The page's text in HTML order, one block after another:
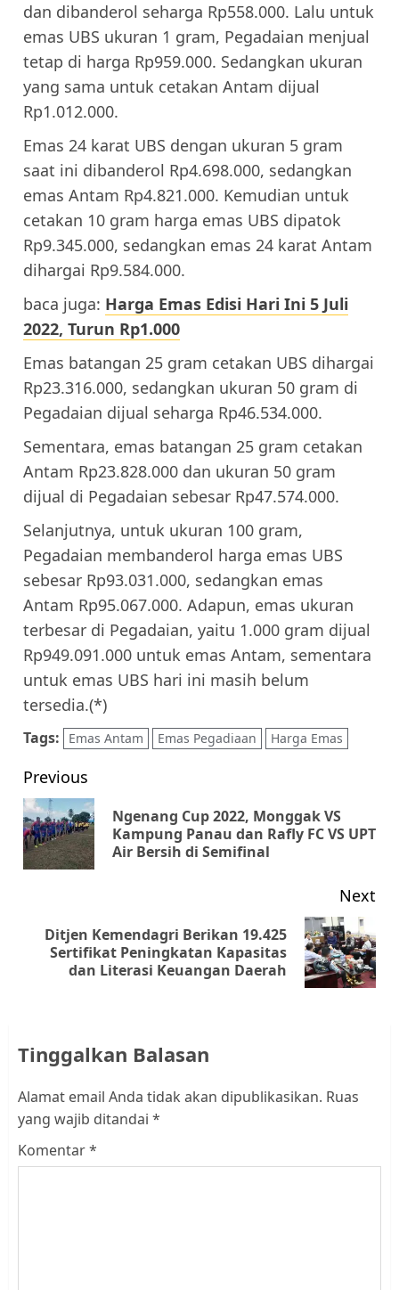
dan dibanderol seharga Rp558.000. Lalu untuk
emas UBS ukuran 1 gram, Pegadaian menjual
tetap di harga Rp959.000. Sedangkan ukuran
yang sama untuk cetakan Antam dijual
Rp1.012.000.
Emas 24 karat UBS dengan ukuran 5 gram
saat ini dibanderol Rp4.698.000, sedangkan
emas Antam Rp4.821.000. Kemudian untuk
cetakan 10 gram harga emas UBS dipatok
Rp9.345.000, sedangkan emas 24 karat Antam
dihargai Rp9.584.000.
baca juga: Harga Emas Edisi Hari Ini 5 Juli
2022, Turun Rp1.000
Emas batangan 25 gram cetakan UBS dihargai
Rp23.316.000, sedangkan ukuran 50 gram di
Pegadaian dijual seharga Rp46.534.000.
Sementara, emas batangan 25 gram cetakan
Antam Rp23.828.000 dan ukuran 50 gram
dijual di Pegadaian sebesar Rp47.574.000.
Selanjutnya, untuk ukuran 100 gram,
Pegadaian membanderol harga emas UBS
sebesar Rp93.031.000, sedangkan emas
Antam Rp95.067.000. Adapun, emas ukuran
terbesar di Pegadaian, yaitu 1.000 gram dijual
Rp949.091.000 untuk emas Antam, sementara
untuk emas UBS hari ini masih belum
tersedia.(*)
Tags: Emas Antam Emas Pegadiaan Harga Emas
Post
navigation
Previous
Ngenang Cup 2022, Monggak VS
Kampung Panau dan Rafly FC VS UPT
Air Bersih di Semifinal
Next
Next
Ditjen Kemendagri Berikan 19.425
Sertifikat Peningkatan Kapasitas
dan Literasi Keuangan Daerah
Tinggalkan Balasan
Alamat email Anda tidak akan dipublikasikan. Ruas
yang wajib ditandai *
Komentar*